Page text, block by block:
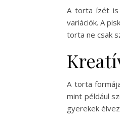
A torta ízét is
variációk. A
torta ne csak
A torta
mint például
gyerekek